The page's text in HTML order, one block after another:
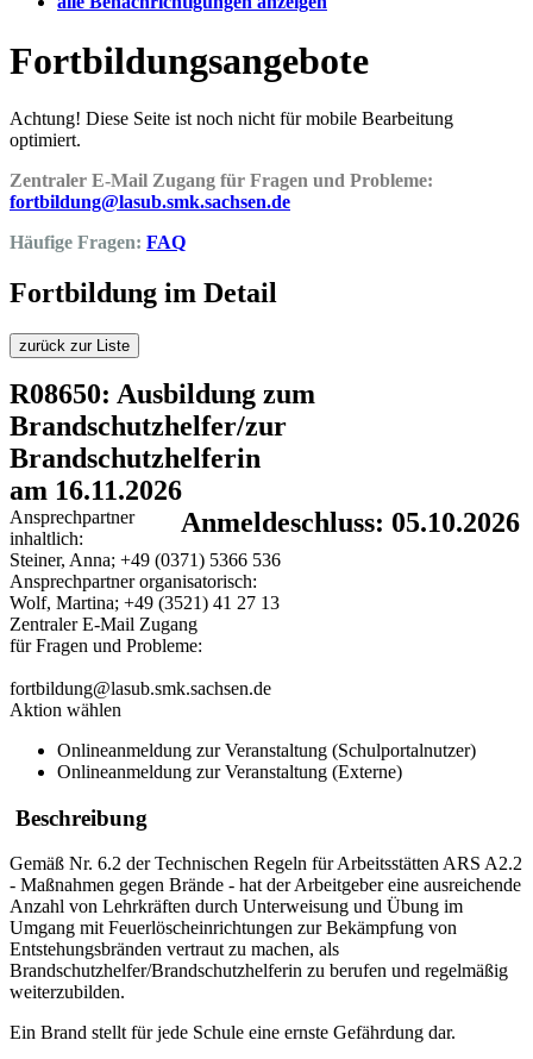
Fortbildungsangebote
Achtung! Diese Seite ist noch nicht für mobile Bearbeitung
optimiert.
Zentraler E-Mail Zugang für Fragen und Probleme:
fortbildung@lasub.smk.sachsen.de
Häufige Fragen: FAQ
Fortbildung im Detail
zurück zur Liste
R08650: Ausbildung zum
Brandschutzhelfer/zur
Brandschutzhelferin
am 16.11.2026
Anmeldeschluss: 05.10.2026
Ansprechpartner
inhaltlich:
Steiner, Anna; +49 (0371) 5366 536
Ansprechpartner organisatorisch:
Wolf, Martina; +49 (3521) 41 27 13
Zentraler E-Mail Zugang
für Fragen und Probleme:
fortbildung@lasub.smk.sachsen.de
Aktion wählen
Onlineanmeldung zur Veranstaltung (Schulportalnutzer)
Onlineanmeldung zur Veranstaltung (Externe)
Beschreibung
Gemäß Nr. 6.2 der Technischen Regeln für Arbeitsstätten ARS A2.2
- Maßnahmen gegen Brände - hat der Arbeitgeber eine ausreichende
Anzahl von Lehrkräften durch Unterweisung und Übung im
Umgang mit Feuerlöscheinrichtungen zur Bekämpfung von
Entstehungsbränden vertraut zu machen, als
Brandschutzhelfer/Brandschutzhelferin zu berufen und regelmäßig
weiterzubilden.
Ein Brand stellt für jede Schule eine ernste Gefährdung dar.